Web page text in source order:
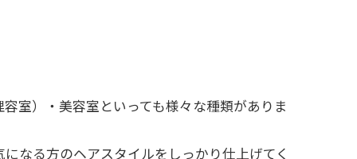
室）・美容室といっても様々な種類がありま
なる方のヘアスタイルをしっかり仕上げてく